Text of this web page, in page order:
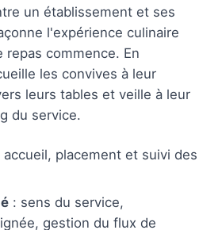
un établissement et ses
l'expérience culinaire
repas commence. En
les convives à leur
leurs tables et veille à leur
du service.
accueil, placement et suivi des
: sens du service,
gestion du flux de